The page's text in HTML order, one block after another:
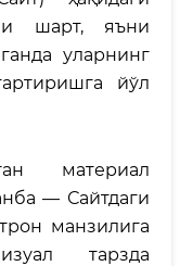
шарт, яъни
уларнинг
йўл
материал
— Сайтдаги
манзилига
тарзда